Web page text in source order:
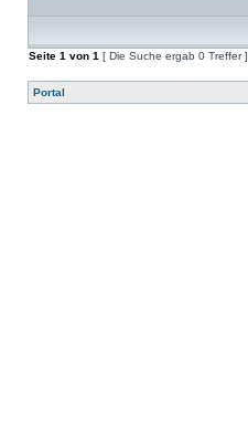
Seite 1 von 1 [ Die Suche ergab 0 Treffer ]
Portal